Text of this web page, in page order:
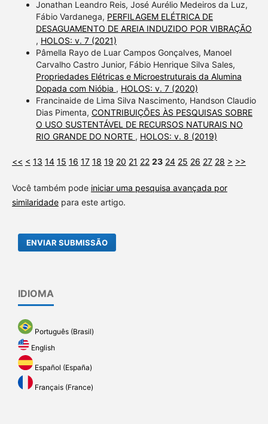
Jonathan Leandro Reis, José Aurélio Medeiros da Luz,
Fábio Vardanega, PERFILAGEM ELÉTRICA DE
DESAGUAMENTO DE AREIA INDUZIDO POR VIBRAÇÃO
, HOLOS: v. 7 (2021)
Pâmella Rayo de Luar Campos Gonçalves, Manoel
Carvalho Castro Junior, Fábio Henrique Silva Sales,
Propriedades Elétricas e Microestruturais da Alumina
Dopada com Nióbia , HOLOS: v. 7 (2020)
Francinaide de Lima Silva Nascimento, Handson Claudio
Dias Pimenta, CONTRIBUIÇÕES ÀS PESQUISAS SOBRE
O USO SUSTENTÁVEL DE RECURSOS NATURAIS NO
RIO GRANDE DO NORTE , HOLOS: v. 8 (2019)
<< < 13 14 15 16 17 18 19 20 21 22 23 24 25 26 27 28 > >>
Você também pode iniciar uma pesquisa avançada por
similaridadepara este artigo.
ENVIAR SUBMISSÃO
IDIOMA
Português (Brasil)
English
Español (España)
Français (France)